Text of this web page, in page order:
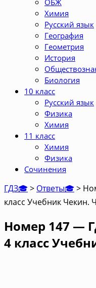
ОБЖ
Химия
Русский язык
География
Геометрия
История
Биология
10 класс
Русский язык
Физика
Химия
11 класс
Химия
Физика
Сочинения
ГДЗ🎓> Ответы🎓>
класс Учебник Чекин.
Номер 147 —
4 класс